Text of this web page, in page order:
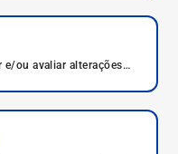
e/ou avaliar alterações